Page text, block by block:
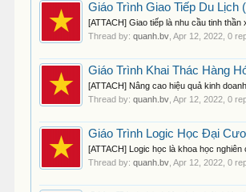
Giáo Trình Giao Tiếp Du Lịch
[ATTACH] Giao tiếp là nhu cầu tinh
Thread by:quanh.bv ,Apr 12, 2022 , 0
Giáo Trình Khai Thác Hàng
[ATTACH] Nâng cao hiệu quả kinh
Thread by:quanh.bv ,Apr 12, 2022 , 0
Giáo Trình Logic Học Đại
[ATTACH] Logic học là khoa học
Thread by:quanh.bv ,Apr 12, 2022 , 0